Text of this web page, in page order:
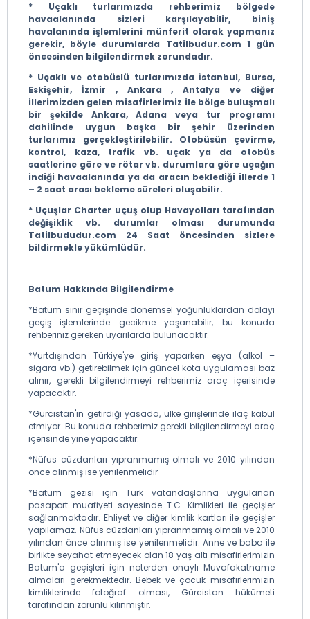
* Uçaklı turlarımızda rehberimiz bölgede
havaalanında sizleri karşılayabilir, biniş
havalanında işlemlerini münferit olarak yapmanız
gerekir, böyle durumlarda Tatilbudur.com 1 gün
öncesinden bilgilendirmek zorundadır.
* Uçaklı ve otobüslü turlarımızda İstanbul, Bursa,
Eskişehir, İzmir , Ankara , Antalya ve diğer
illerimizden gelen misafirlerimiz ile bölge buluşmalı
bir şekilde Ankara, Adana veya tur programı
dahilinde uygun başka bir şehir üzerinden
turlarımız gerçekleştirilebilir. Otobüsün çevirme,
kontrol, kaza, trafik vb. uçak ya da otobüs
saatlerine göre ve rötar vb. durumlara göre uçağın
indiği havaalanında ya da aracın beklediği illerde 1
– 2 saat arası bekleme süreleri oluşabilir.
* Uçuşlar Charter uçuş olup Havayolları tarafından
değişiklik vb. durumlar olması durumunda
Tatilbududur.com 24 Saat öncesinden sizlere
bildirmekle yükümlüdür.
Batum Hakkında Bilgilendirme
*Batum sınır geçişinde dönemsel yoğunluklardan dolayı
geçiş işlemlerinde gecikme yaşanabilir, bu konuda
rehberiniz gereken uyarılarda bulunacaktır.
*Yurtdışından Türkiye'ye giriş yaparken eşya (alkol –
sigara vb.) getirebilmek için güncel kota uygulaması baz
alınır, gerekli bilgilendirmeyi rehberimiz araç içerisinde
yapacaktır.
*Gürcistan'ın getirdiği yasada, ülke girişlerinde ilaç kabul
etmiyor. Bu konuda rehberimiz gerekli bilgilendirmeyi araç
içerisinde yine yapacaktır.
*Nüfus cüzdanları yıpranmamış olmalı ve 2010 yılından
önce alınmış ise yenilenmelidir
*Batum gezisi için Türk vatandaşlarına uygulanan
pasaport muafiyeti sayesinde T.C. Kimlikleri ile geçişler
sağlanmaktadır. Ehliyet ve diğer kimlik kartları ile geçişler
yapılamaz. Nüfus cüzdanları yıpranmamış olmalı ve 2010
yılından önce alınmış ise yenilenmelidir. Anne ve baba ile
birlikte seyahat etmeyecek olan 18 yaş altı misafirlerimizin
Batum'a geçişleri için noterden onaylı Muvafakatname
almaları gerekmektedir. Bebek ve çocuk misafirlerimizin
kimliklerinde fotoğraf olması, Gürcistan hükümeti
tarafından zorunlu kılınmıştır.